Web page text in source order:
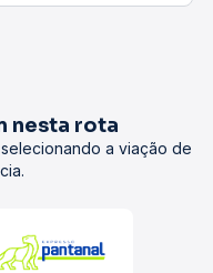
nesta rota
a viação de